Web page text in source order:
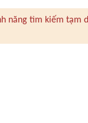
năng tìm kiếm